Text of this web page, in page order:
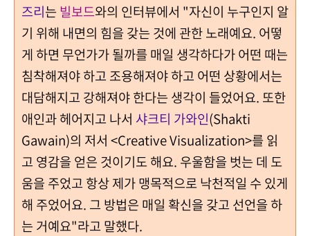
즈리는 빌보드와의 인터뷰에서 "자신이 누구인지 알
기 위해 내면의 힘을 갖는 것에 관한 노래예요. 어떻
게 하면 무언가가 될까를 매일 생각하다가 어떤 때는
침착해져야 하고 조용해져야 하고 어떤 상황에서는
대담해지고 강해져야 한다는 생각이 들었어요. 또한
애인과 헤어지고 나서 샤크티 가와인(Shakti
Gawain)의 저서 <Creative Visualization>를 읽
고 영감을 얻은 것이기도 해요. 우울함을 벗는 데 도
움을 주었고 항상 제가 맹목적으로 낙천적일 수 있게
해 주었어요. 그 방법은 매일 확신을 갖고 선언을 하
는 거예요"라고 말했다.